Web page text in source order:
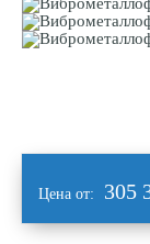
Цена от: 305